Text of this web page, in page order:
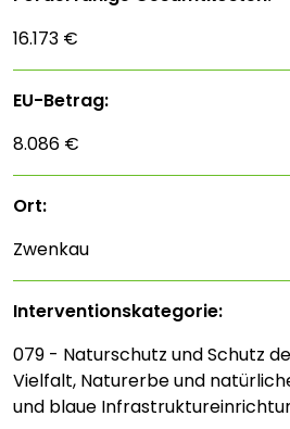
16.173 €
EU-Betrag:
8.086 €
Ort:
Zwenkau
Interventions­kategorie:
079 - Naturschutz und Schutz
Vielfalt, Naturerbe und
und blaue